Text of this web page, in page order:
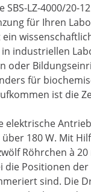
SBS-LZ-4000/20-
für Ihren
industriellen
oder
für
ist die
elektrische
180 W. Mit
Röhrchen à
die Positionen der
sind. Die